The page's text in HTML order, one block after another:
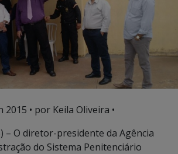
2015 • por Keila Oliveira •
– O diretor-presidente da Agência
do Sistema Penitenciário